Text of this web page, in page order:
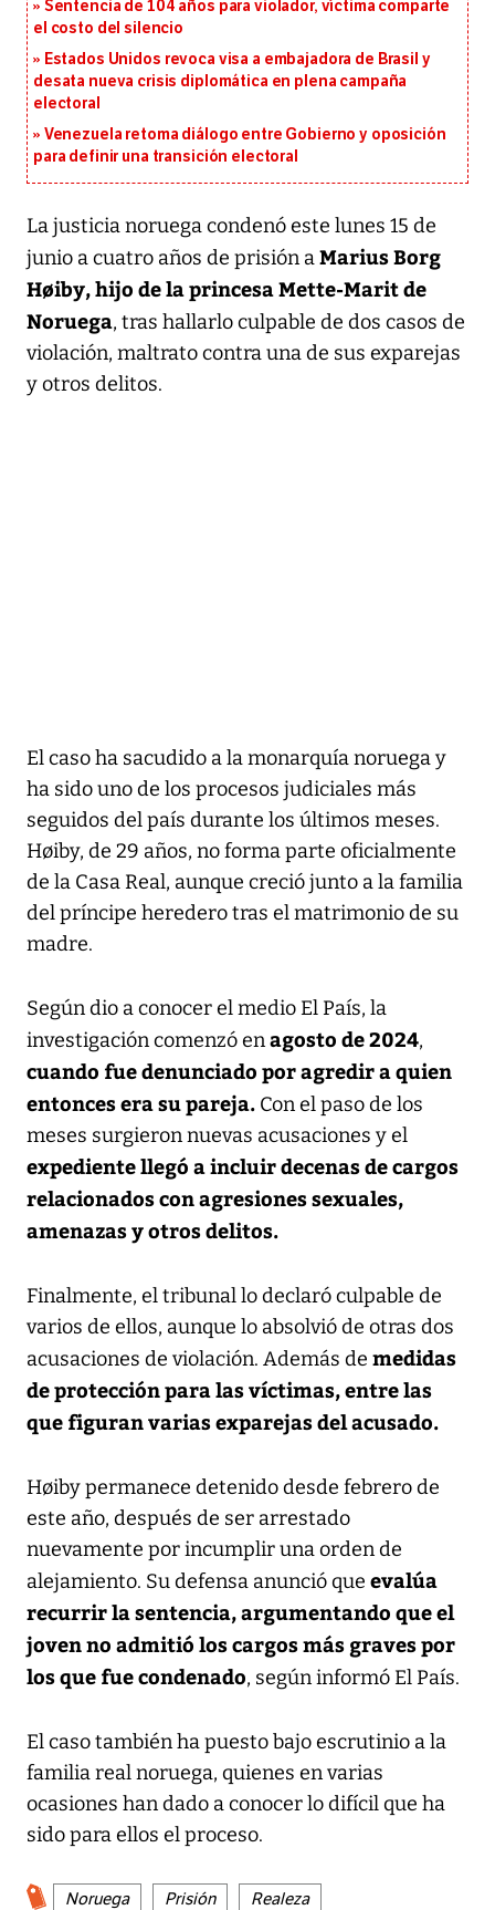
Sentencia de 104 años para violador, víctima comparte
el costo del silencio
Estados Unidos revoca visa a embajadora de Brasil y
desata nueva crisis diplomática en plena campaña
electoral
Venezuela retoma diálogo entre Gobierno y oposición
para definir una transición electoral
La justicia noruega condenó este lunes 15 de
junio a cuatro años de prisión aMarius Borg
Høiby, hijo de la princesa Mette-Marit de
Noruega, tras hallarlo culpable de dos casos de
violación, maltrato contra una de sus exparejas
y otros delitos.
El caso ha sacudido a la monarquía noruega y
ha sido uno de los procesos judiciales más
seguidos del país durante los últimos meses.
Høiby, de 29 años, no forma parte oficialmente
de la Casa Real, aunque creció junto a la familia
del príncipe heredero tras el matrimonio de su
madre.
Según dio a conocer el medio El País, la
investigación comenzó enagosto de 2024,
cuando fue denunciado por agredir a quien
entonces era su pareja. Con el paso de los
meses surgieron nuevas acusaciones y el
expediente llegó a incluir decenas de cargos
relacionados con agresiones sexuales,
amenazas y otros delitos.
Finalmente, el tribunal lo declaró culpable de
varios de ellos, aunque lo absolvió de otras dos
acusaciones de violación. Además de medidas
de protección para las víctimas, entre las
que figuran varias exparejas del acusado.
Høiby permanece detenido desde febrero de
este año, después de ser arrestado
nuevamente por incumplir una orden de
alejamiento. Su defensa anunció que evalúa
recurrir la sentencia, argumentando que el
joven no admitió los cargos más graves por
los que fue condenado, según informó El País.
El caso también ha puesto bajo escrutinio a la
familia real noruega, quienes en varias
ocasiones han dado a conocer lo difícil que ha
sido para ellos el proceso.
Noruega Prisión Realeza